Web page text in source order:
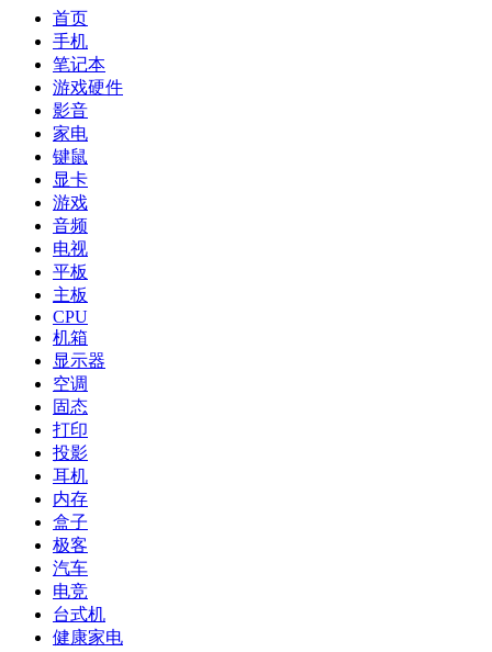
首页
手机
笔记本
游戏硬件
影音
家电
键鼠
显卡
游戏
音频
电视
平板
主板
CPU
机箱
显示器
空调
固态
打印
投影
耳机
内存
盒子
极客
汽车
电竞
台式机
健康家电